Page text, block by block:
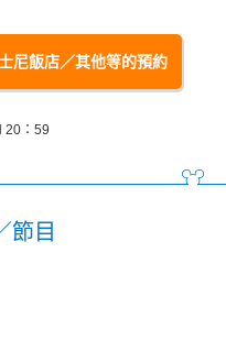
尼飯店／其他等的預約
20：59
節目